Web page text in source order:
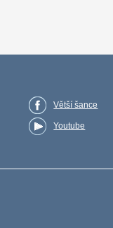
Větší šance
Youtube